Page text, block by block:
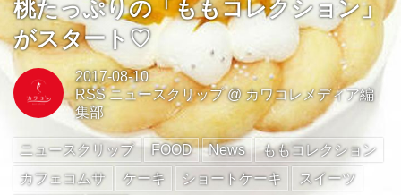
桃たっぷりの「ももコレクション」
がスタート♡
2017-08-10
RSS ニュースクリップ@ カワコレメディア編
集部
ニュースクリップ FOOD News
ももコレクション
カフェコムサ
ケーキ ショートケーキ
スイーツ